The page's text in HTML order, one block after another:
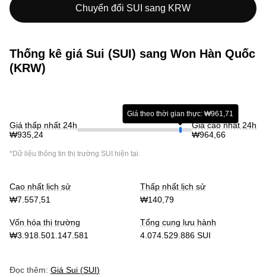
Chuyển đổi SUI sang KRW
Thống kê giá Sui (SUI) sang Won Hàn Quốc
(KRW)
Giá thấp nhất 24h
₩935,24
Giá theo thời gian thực: ₩961,71
Giá cao nhất 24h
₩964,66
*Dữ liệu thông tin thị trường SUI hiện tại.
Cao nhất lịch sử
₩7.557,51
Thấp nhất lịch sử
₩140,79
Vốn hóa thị trường
₩3.918.501.147.581
Tổng cung lưu hành
4.074.529.886 SUI
Đọc thêm: Giá Sui (SUI)